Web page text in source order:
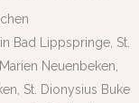
Bad Lippspringe, St.
Neuenbeken,
St. Dionysius Buke